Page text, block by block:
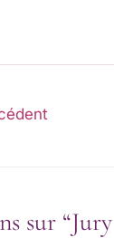
sur